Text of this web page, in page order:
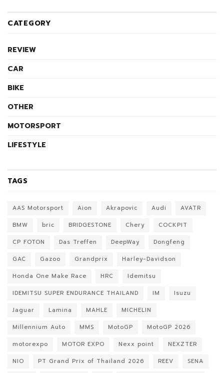
CATEGORY
REVIEW
CAR
BIKE
OTHER
MOTORSPORT
LIFESTYLE
TAGS
AAS Motorsport Aion Akrapovic Audi
AVATR
BMW
bric BRIDGESTONE Chery
COCKPIT
CP FOTON
Das Treffen DeepWay
Dongfeng
GAC
Gazoo Grandprix
Harley-Davidson
Honda One Make Race
HRC
Idemitsu
IDEMITSU SUPER ENDURANCE THAILAND
IM
Isuzu
Jaguar
Lamina MAHLE
MICHELIN
Millennium Auto
MMS MotoGP
MotoGP 2026
motorexpo
MOTOR EXPO Nexx point
NEXZTER
NIO
PT Grand Prix of Thailand 2026 REEV
SENA